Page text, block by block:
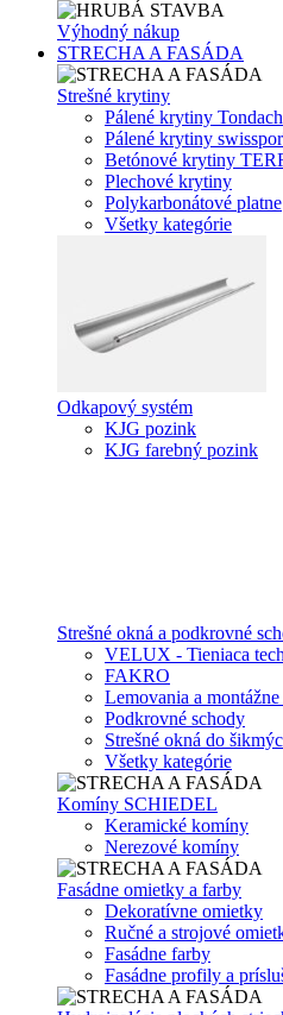
Výhodný nákup
STRECHA A FASÁDA
Strešné krytiny
Pálené krytiny Tondach
Pálené krytiny
Betónové krytiny
Plechové krytiny
Polykarbonátové platne
Všetky kategórie
Odkapový systém
KJG pozink
KJG farebný pozink
Strešné okná a podkrovné
VELUX - Tieniaca
FAKRO
Lemovania a
Podkrovné schody
Strešné okná do
Všetky kategórie
Komíny SCHIEDEL
Keramické komíny
Nerezové komíny
Fasádne omietky a farby
Dekoratívne omietky
Ručné a strojové
Fasádne farby
Fasádne profily a